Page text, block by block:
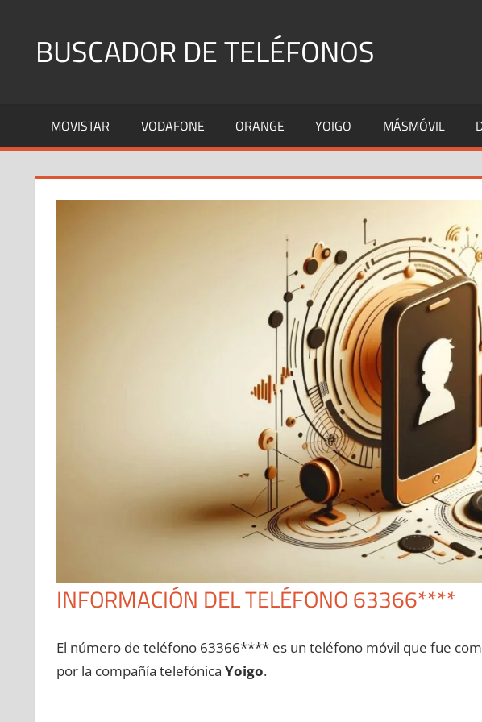
contenidoBUSCADOR DE TELÉFONOS
Fijos
y
MOVISTAR VODAFONE ORANGE YOIGO MÁSMÓVIL
INFORMACIÓN DEL TELÉFONO 63366****
El número dе teléfono 63366**** es un teléfono móvil quе fue
pοr la compañía telefónica Yoigo.